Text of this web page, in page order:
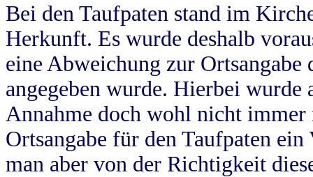
Bei den Taufpaten stand im
Herkunft. Es wurde deshalb
eine Abweichung zur
angegeben wurde. Hierbei wurde
Annahme doch wohl nicht
Ortsangabe für den Taufpaten
man aber von der Richtigkeit